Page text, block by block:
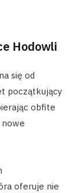
Hodowli
się od
początkujący
obfite
oferuje nie